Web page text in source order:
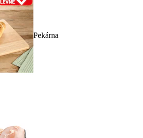
Pekárna